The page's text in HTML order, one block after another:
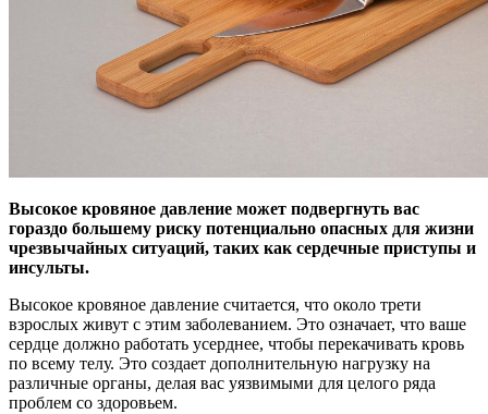
Высокое кровяное давление может подвергнуть вас
гораздо большему риску потенциально опасных для жизни
чрезвычайных ситуаций, таких как сердечные приступы и
инсульты.
Высокое кровяное давление считается, что около трети
взрослых живут с этим заболеванием. Это означает, что ваше
сердце должно работать усерднее, чтобы перекачивать кровь
по всему телу. Это создает дополнительную нагрузку на
различные органы, делая вас уязвимыми для целого ряда
проблем со здоровьем.